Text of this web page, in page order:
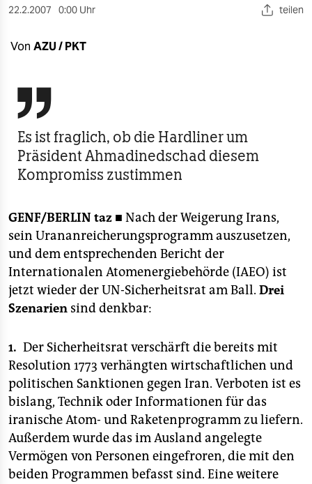
berlin
nord
verlag
verlag
veranstaltungen
shop
fragen & hilfe
unterstützen
abo
genossenschaft
22.2.2007 0:00 Uhr teilen
Von AZU / PKT

Es ist fraglich, ob die Hardliner um
Präsident Ahmadinedschad diesem
Kompromiss zustimmen
GENF/BERLIN taz ■ Nach der Weigerung Irans,
sein Urananreicherungsprogramm auszusetzen,
und dem entsprechenden Bericht der
Internationalen Atomenergiebehörde (IAEO) ist
jetzt wieder der UN-Sicherheitsrat am Ball. Drei
Szenarien sind denkbar:
1. Der Sicherheitsrat verschärft die bereits mit
Resolution 1773 verhängten wirtschaftlichen und
politischen Sanktionen gegen Iran. Verboten ist es
bislang, Technik oder Informationen für das
iranische Atom- und Raketenprogramm zu liefern.
Außerdem wurde das im Ausland angelegte
Vermögen von Personen eingefroren, die mit den
beiden Programmen befasst sind. Eine weitere